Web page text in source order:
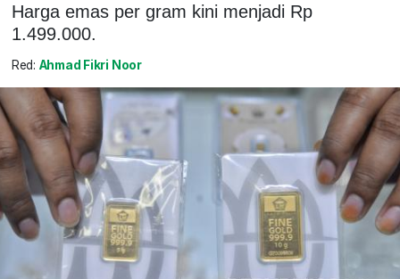
Harga emas per gram kini menjadi Rp
1.499.000.
Red: Ahmad Fikri Noor